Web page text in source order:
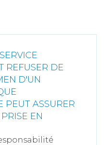
REFUSER DE
D'UN
PEUT ASSURER
EN